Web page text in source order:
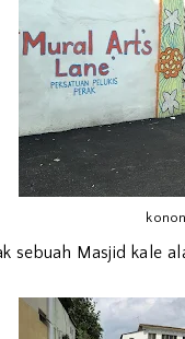
sebuah Masjid kale